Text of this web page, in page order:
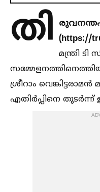
തി (https://
മന്ത്രി ടി
ശ്രീറാം
എതിര്‍പ്പിനെ തുടര്‍ന്ന്